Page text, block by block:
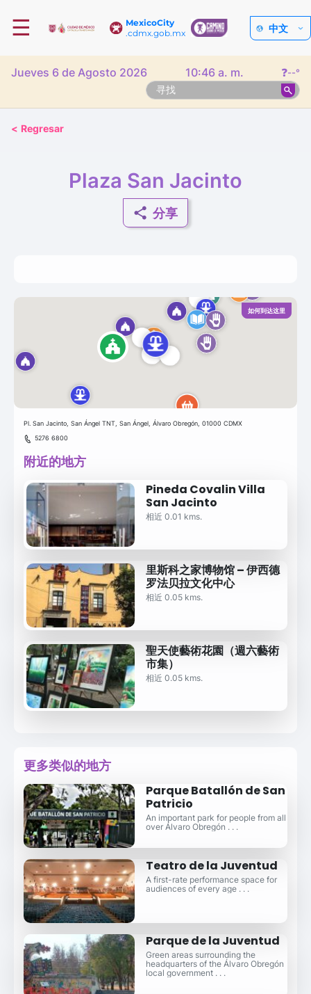
MexicoCity
.cdmx.gob.mx
☰ 中文
Jueves 6 de Agosto 2026 10:46 a. m. ❓--°
< Regresar
Plaza San Jacinto
分享
如何到达这里
Pl. San Jacinto, San Ángel TNT, San Ángel, Álvaro Obregón, 01000 CDMX
5276 6800
附近的地方
Pineda Covalin Villa
San Jacinto
相近 0.01 kms.
里斯科之家博物馆 – 伊西德
罗法贝拉文化中心
相近 0.05 kms.
聖天使藝術花園（週六藝術
市集）
相近 0.05 kms.
更多类似的地方
Parque Batallón de San
Patricio
An important park for people from all
over Álvaro Obregón . . .
Teatro de la Juventud
A first-rate performance space for
audiences of every age . . .
Parque de la Juventud
Green areas surrounding the
headquarters of the Álvaro Obregón
local government . . .